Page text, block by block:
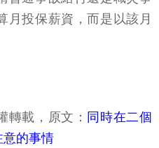
月投保薪資，而是以該月
轉載，原文： 同時在二個
意的事情